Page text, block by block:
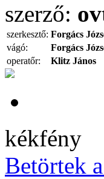
szerző:
szerkesztő: Forgács
vágó:
Forgács
operatőr:
Klitz János
kékfény
Betörtek